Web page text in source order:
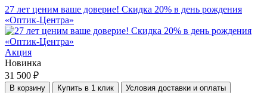
27 лет ценим ваше доверие! Скидка 20% в день рождения
«Оптик-Центра»
Акция
Новинка
31 500 ₽
В корзину Купить в 1 клик Условия доставки и оплаты